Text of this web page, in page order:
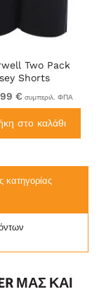
Two Pack
Shorts
€ συμπεριλ. ΦΠΑ
στο καλάθι
κατηγορίας
ΜΑΣ ΚΑΙ